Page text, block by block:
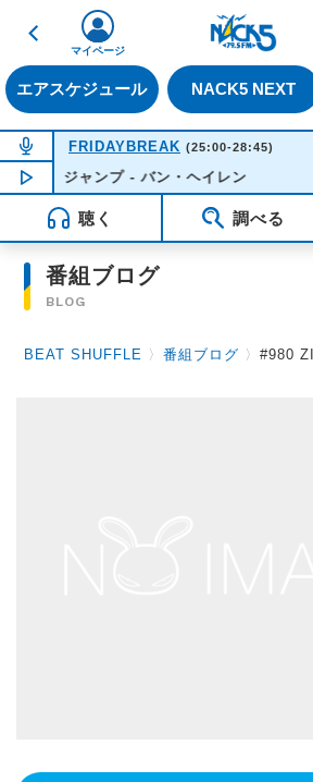
戻る
エアスケジュール NACK5 NEXT
マイページ
NOW ON AIR
FRIDAYBREAK (25:00-28:45)
NOW PLAYING01:48
ジャンプ - バン・ヘイレン
聴く 調べる
番組ブログ
BLOG
BEAT SHUFFLE 〉番組ブログ 〉#980